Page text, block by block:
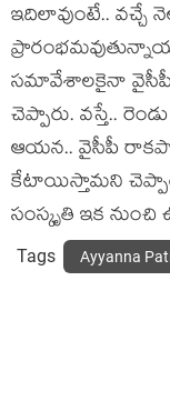
ఇదిలావుంటే.. వ‌చ్చే
స‌మావేశాల‌కైనా వైసీపీ
చెప్పారు. వ‌స్తే..
ఆయ‌న‌.. వైసీపీ
కేటాయిస్తామ‌ని
సంస్కృతి ఇక
Tags Ayyanna